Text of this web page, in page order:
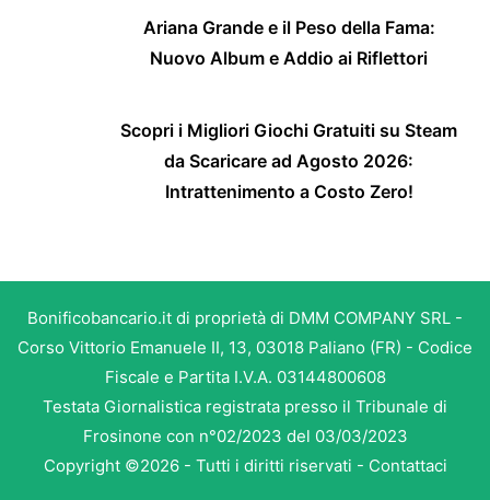
Ariana Grande e il Peso della Fama:
Nuovo Album e Addio ai Riflettori
Scopri i Migliori Giochi Gratuiti su Steam
da Scaricare ad Agosto 2026:
Intrattenimento a Costo Zero!
Bonificobancario.it di proprietà di DMM COMPANY SRL -
Corso Vittorio Emanuele II, 13, 03018 Paliano (FR) - Codice
Fiscale e Partita I.V.A. 03144800608
Testata Giornalistica registrata presso il Tribunale di
Frosinone con n°02/2023 del 03/03/2023
Copyright ©2026 - Tutti i diritti riservati - Contattaci